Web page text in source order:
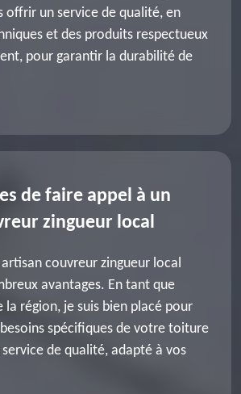
offrir un service de qualité, en
et des produits respectueux
pour garantir la durabilité de
de faire appel à un
zingueur local
couvreur zingueur local
avantages. En tant que
la région, je suis bien placé pour
spécifiques de votre toiture
de qualité, adapté à vos